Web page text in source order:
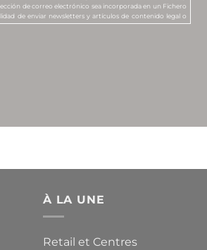
de correo electrónico sea incorporada en un Fichero
de enviar newsletters y artículos de contenido legal o
promocionales, sobre los servicios de MANUBENS
productos o servicios que se oferten por ella, así como la
comunicación electrónica equivalente.
de acceso, rectificación, cancelación u oposición,
À LA UNE
Retail et Centres